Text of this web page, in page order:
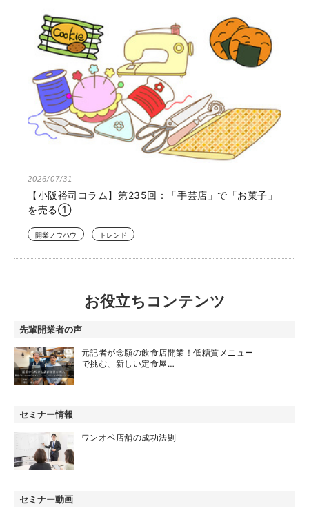
2026/07/31
【小阪裕司コラム】第235回：「手芸店」で「お菓子」
を売る①
開業ノウハウ トレンド
お役立ちコンテンツ
先輩開業者の声
元記者が念願の飲食店開業！低糖質メニュー
で挑む、新しい定食屋…
セミナー情報
ワンオペ店舗の成功法則
セミナー動画